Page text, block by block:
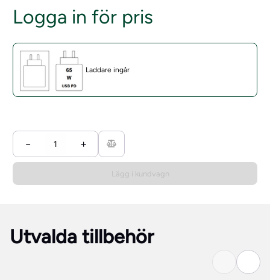
Logga in för pris
Laddare ingår
− +
Lägg i kundvagn
Utvalda tillbehör